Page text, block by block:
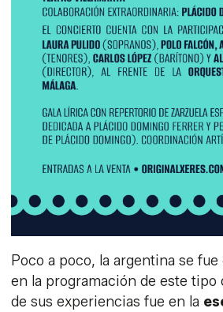
Poco a poco, la argentina se
en la programación de este tipo
de sus experiencias fue en la